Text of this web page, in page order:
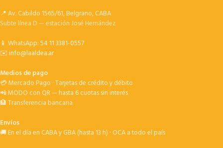
📍 Av. Cabildo 1565/61, Belgrano, CABA
Subte línea D — estación José Hernández
📱 WhatsApp:54 11 3381-0557
✉️info@laaldea.ar
Medios de pago
💳 Mercado Pago · Tarjetas de crédito y débito
📲 MODO con QR — hasta 6 cuotas sin interés
🏦 Transferencia bancaria
Envíos
🚚 En el día en CABA y GBA (hasta 13 h) · OCA a todo el país